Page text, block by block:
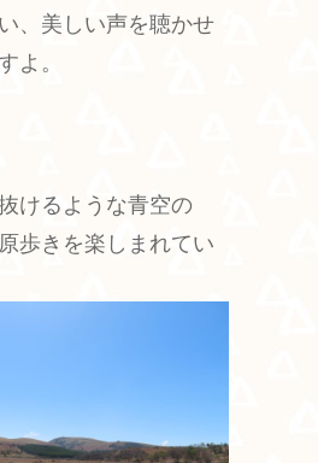
、美しい声を聴かせ
よ。
けるような青空の
歩きを楽しまれてい